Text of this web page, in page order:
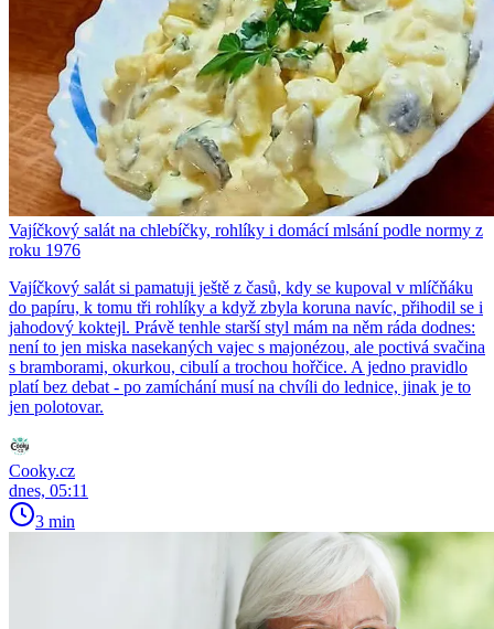
Vajíčkový salát na chlebíčky, rohlíky i domácí mlsání podle normy z
roku 1976
Vajíčkový salát si pamatuji ještě z časů, kdy se kupoval v mlíčňáku
do papíru, k tomu tři rohlíky a když zbyla koruna navíc, přihodil se i
jahodový koktejl. Právě tenhle starší styl mám na něm ráda dodnes:
není to jen miska nasekaných vajec s majonézou, ale poctivá svačina
s bramborami, okurkou, cibulí a trochou hořčice. A jedno pravidlo
platí bez debat - po zamíchání musí na chvíli do lednice, jinak je to
jen polotovar.
Cooky.cz
dnes, 05:11
3 min